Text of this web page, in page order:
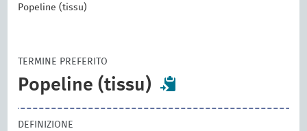
Popeline (tissu)
TERMINE PREFERITO
Popeline (tissu)
DEFINIZIONE